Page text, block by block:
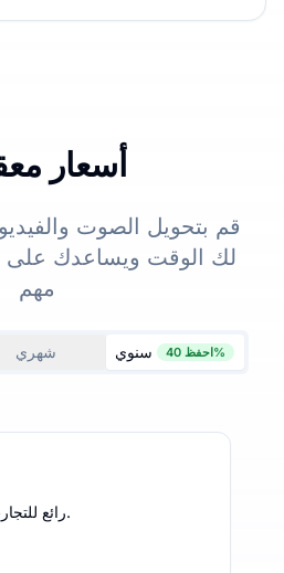
أسعار
قم بتحويل الصوت
لك الوقت ويساعدك على
مهم
شهري سنوي احفظ 40%
رائع للتجارب والمشاريع الفردية.